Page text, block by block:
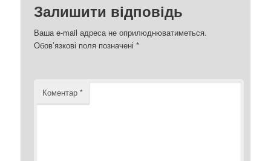
Залишити відповідь
Ваша e-mail адреса не оприлюднюватиметься.
Обов’язкові поля позначені*
Коментар*